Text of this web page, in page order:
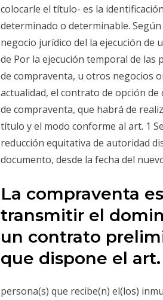
colocarle el título- es la
determinado o determinable.
negocio jurídico del la ejecución de
de Por la ejecución temporal de
de compraventa, u otros negocios
actualidad, el contrato de opción
de compraventa, que habrá de
título y el modo conforme al art. 1
reducción equitativa de autoridad
documento, desde la fecha del
La compraventa
transmitir el
un contrato
que dispone el art.
persona(s) que recibe(n) el(los)